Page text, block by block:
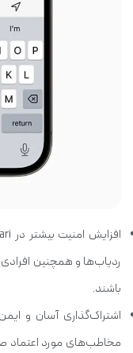
ردیاب‌ها و همچنین
باشند.
اشتراک‌گذاری آسان و
مخاطب‌های مورد اعتماد